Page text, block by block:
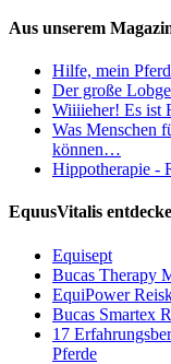
Aus unserem
Hilfe, mein
Der große
Wiiiieher! Es ist
Was Menschen
können…
Hippotherapie -
EquusVitalis
Equisept
Bucas Therapy
EquiPower
Bucas Smartex
17
Pferde